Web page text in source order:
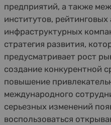
предприятий, а также
институтов, рейтинговых
инфраструктурных
стратегия развития,
предусматривает рост
создание конкурентной
повышение
международного
серьезных изменений
воспользоваться